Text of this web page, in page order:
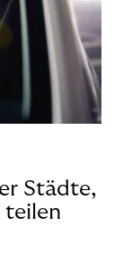
Städte,
teilen